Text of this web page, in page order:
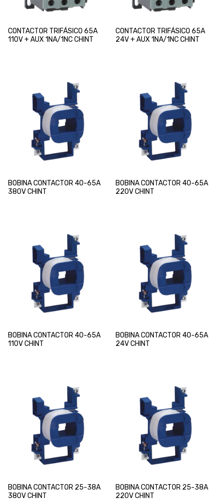
CONTACTOR TRIFÁSICO 65A
110V + AUX 1NA/1NC CHINT
CONTACTOR TRIFÁSICO 65A
24V + AUX 1NA/1NC CHINT
BOBINA CONTACTOR 40-65A
380V CHINT
BOBINA CONTACTOR 40-65A
220V CHINT
BOBINA CONTACTOR 40-65A
110V CHINT
BOBINA CONTACTOR 40-65A
24V CHINT
BOBINA CONTACTOR 25-38A
380V CHINT
BOBINA CONTACTOR 25-38A
220V CHINT